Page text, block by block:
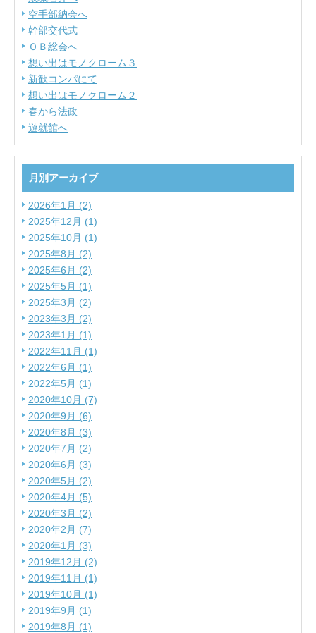
空手部納会へ
幹部交代式
ＯＢ総会へ
想い出はモノクローム３
新歓コンパにて
想い出はモノクローム２
春から法政
遊就館へ
月別アーカイブ
2026年1月 (2)
2025年12月 (1)
2025年10月 (1)
2025年8月 (2)
2025年6月 (2)
2025年5月 (1)
2025年3月 (2)
2023年3月 (2)
2023年1月 (1)
2022年11月 (1)
2022年6月 (1)
2022年5月 (1)
2020年10月 (7)
2020年9月 (6)
2020年8月 (3)
2020年7月 (2)
2020年6月 (3)
2020年5月 (2)
2020年4月 (5)
2020年3月 (2)
2020年2月 (7)
2020年1月 (3)
2019年12月 (2)
2019年11月 (1)
2019年10月 (1)
2019年9月 (1)
2019年8月 (1)